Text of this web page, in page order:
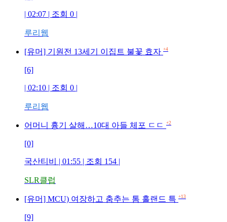
| 02:07 | 조회 0 |
루리웹
[유머] 기원전 13세기 이집트 불꽃 효자 +4
[6]
| 02:10 | 조회 0 |
루리웹
어머니 흉기 살해…10대 아들 체포 ㄷㄷ +2
[0]
국산티비 | 01:55 | 조회 154 |
SLR클럽
[유머] MCU) 여장하고 춤추는 톰 홀랜드 특 +13
[9]